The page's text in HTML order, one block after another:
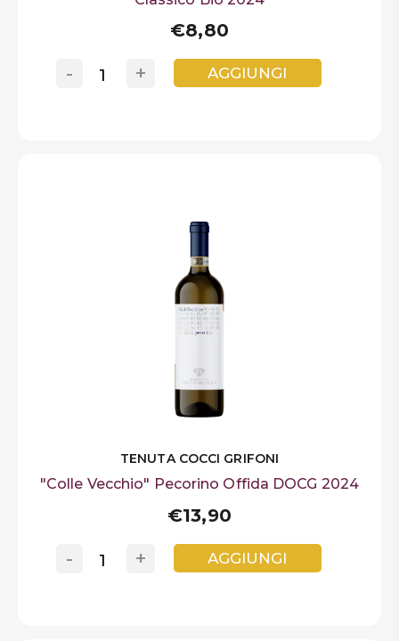
€8,80
+
- AGGIUNGI
TENUTA COCCI GRIFONI
"Colle Vecchio" Pecorino Offida DOCG 2024
€13,90
+
- AGGIUNGI